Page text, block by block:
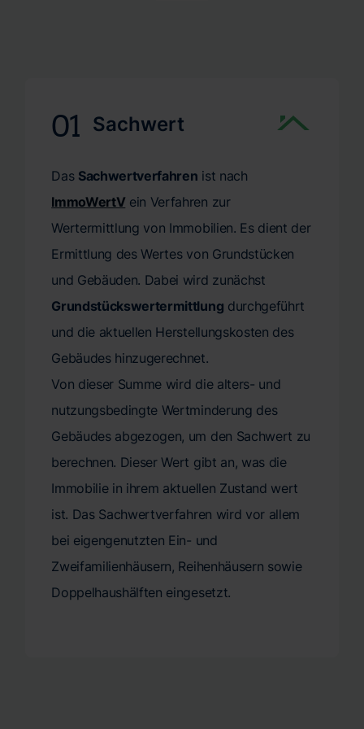
Voraussetzung für Ihre weiteren Entscheidungen ist.
Ihr Wertgutachten oder Verkehrswertgutachten
pünktlich und mit höchster Präzision zu erhalten.
01 Sachwert
Das Sachwertverfahren ist nach
ImmoWertV ein Verfahren zur
Wertermittlung von Immobilien. Es dient der
Ermittlung des Wertes von Grundstücken
und Gebäuden. Dabei wird zunächst
Grundstückswertermittlung durchgeführt
und die aktuellen Herstellungskosten des
Gebäudes hinzugerechnet.
Von dieser Summe wird die alters- und
nutzungsbedingte Wertminderung des
Gebäudes abgezogen, um den Sachwert zu
berechnen. Dieser Wert gibt an, was die
Immobilie in ihrem aktuellen Zustand wert
ist. Das Sachwertverfahren wird vor allem
bei eigengenutzten Ein- und
Zweifamilienhäusern, Reihenhäusern sowie
Doppelhaushälften eingesetzt.